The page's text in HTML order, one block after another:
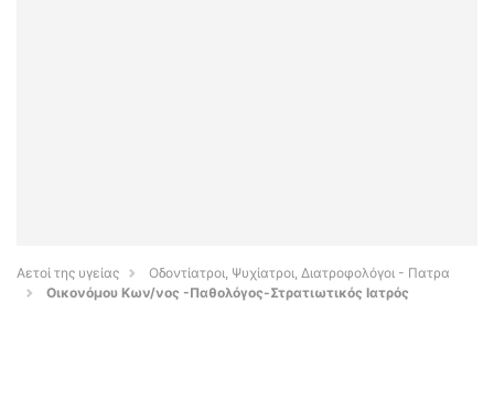
Αετοί της υγείας
Οδοντίατροι, Ψυχίατροι, Διατροφολόγοι - Πατρα
Οικονόμου Κων/νος -Παθολόγος-Στρατιωτικός Ιατρός